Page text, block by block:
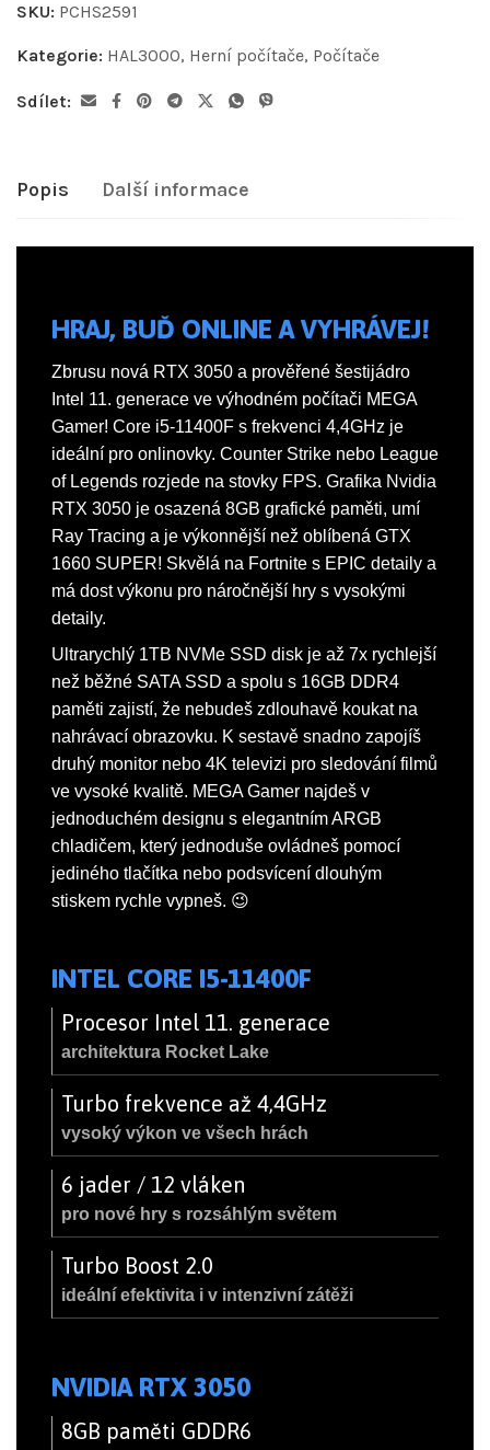
SKU: PCHS2591
Kategorie: HAL3000, Herní počítače, Počítače
Sdílet:
Popis Další informace
HRAJ, BUĎ ONLINE A VYHRÁVEJ!
Zbrusu nová RTX 3050 a prověřené šestijádro
Intel 11. generace ve výhodném počítači MEGA
Gamer! Core i5-11400F s frekvenci 4,4GHz je
ideální pro onlinovky. Counter Strike nebo League
of Legends rozjede na stovky FPS. Grafika Nvidia
RTX 3050 je osazená 8GB grafické paměti, umí
Ray Tracing a je výkonnější než oblíbená GTX
1660 SUPER! Skvělá na Fortnite s EPIC detaily a
má dost výkonu pro náročnější hry s vysokými
detaily.
Ultrarychlý 1TB NVMe SSD disk je až 7x rychlejší
než běžné SATA SSD a spolu s 16GB DDR4
paměti zajistí, že nebudeš zdlouhavě koukat na
nahrávací obrazovku. K sestavě snadno zapojíš
druhý monitor nebo 4K televizi pro sledování filmů
ve vysoké kvalitě. MEGA Gamer najdeš v
jednoduchém designu s elegantním ARGB
chladičem, který jednoduše ovládneš pomocí
jediného tlačítka nebo podsvícení dlouhým
stiskem rychle vypneš. 😉
INTEL CORE I5-11400F
Procesor Intel 11. generace
architektura Rocket Lake
Turbo frekvence až 4,4GHz
vysoký výkon ve všech hrách
6 jader / 12 vláken
pro nové hry s rozsáhlým světem
Turbo Boost 2.0
ideální efektivita i v intenzivní zátěži
NVIDIA RTX 3050
8GB paměti GDDR6